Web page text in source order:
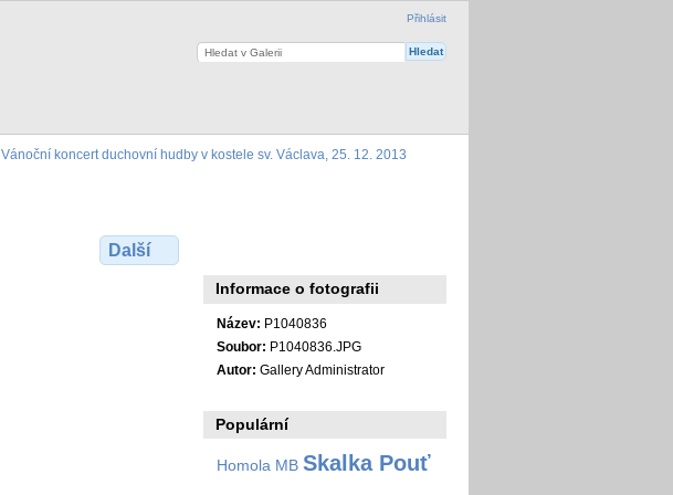
Přihlásit
Vánoční koncert duchovní hudby v kostele sv. Václava, 25. 12. 2013
Další
Informace o fotografii
Název: P1040836
Soubor: P1040836.JPG
Autor: Gallery Administrator
Populární
Homola MB Skalka Pouť